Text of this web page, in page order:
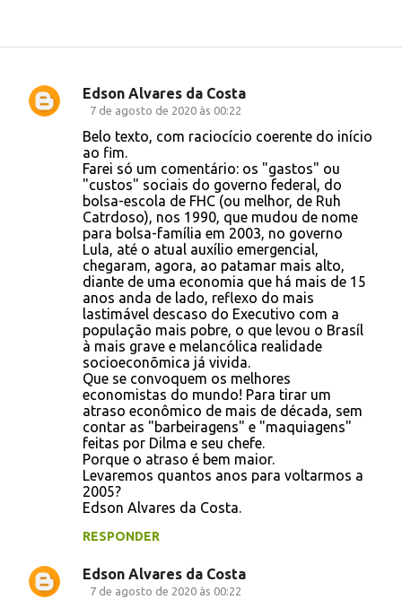
C
Edson Alvares da Costa
7 de agosto de 2020 às 00:22
Belo texto, com raciocício coerente do início
ao fim.
Farei só um comentário: os "gastos" ou
"custos" sociais do governo federal, do
bolsa-escola de FHC (ou melhor, de Ruh
Catrdoso), nos 1990, que mudou de nome
para bolsa-família em 2003, no governo
Lula, até o atual auxílio emergencial,
chegaram, agora, ao patamar mais alto,
diante de uma economia que há mais de 15
anos anda de lado, reflexo do mais
lastimável descaso do Executivo com a
população mais pobre, o que levou o Brasíl
à mais grave e melancólica realidade
socioeconõmica já vivida.
Que se convoquem os melhores
economistas do mundo! Para tirar um
atraso econômico de mais de década, sem
contar as "barbeiragens" e "maquiagens"
feitas por Dilma e seu chefe.
Porque o atraso é bem maior.
Levaremos quantos anos para voltarmos a
2005?
Edson Alvares da Costa.
RESPONDER
Edson Alvares da Costa
7 de agosto de 2020 às 00:22